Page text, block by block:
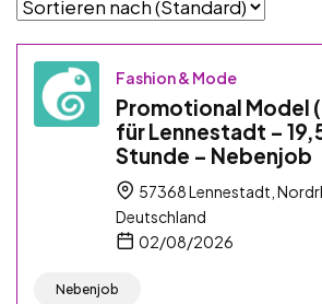
Fashion & Mode
Promotional Model
für Lennestadt –
Stunde – Nebenjob
57368 Lennestadt,
Deutschland
02/08/2026
Nebenjob